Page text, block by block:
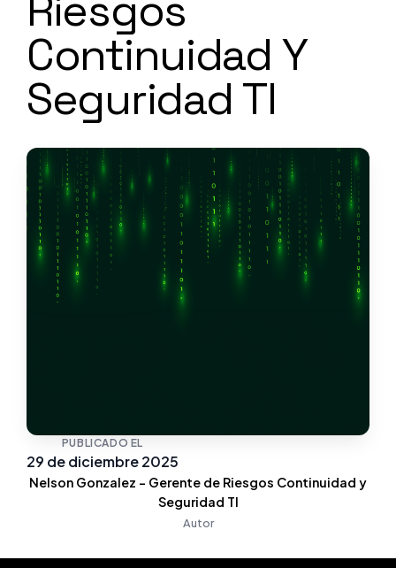
Continuidad Y
Seguridad TI
PUBLICADO EL
29 de diciembre 2025
Nelson Gonzalez - Gerente de Riesgos Continuidad y
Seguridad TI
Autor